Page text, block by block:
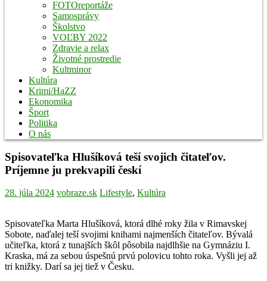
FOTOreportáže
Samosprávy
Školstvo
VOĽBY 2022
Zdravie a relax
Životné prostredie
Kultminor
Kultúra
Krimi/HaZZ
Ekonomika
Šport
Politika
O nás
Spisovateľka Hlušíková teší svojich čitateľov.
Príjemne ju prekvapili českí
28. júla 2024 vobraze.sk Lifestyle, Kultúra
Spisovateľka Marta Hlušíková, ktorá dlhé roky žila v Rimavskej
Sobote, naďalej teší svojimi knihami najmenších čitateľov. Bývalá
učiteľka, ktorá z tunajších škôl pôsobila najdlhšie na Gymnáziu I.
Kraska, má za sebou úspešnú prvú polovicu tohto roka. Vyšli jej až
tri knižky. Darí sa jej tiež v Česku.